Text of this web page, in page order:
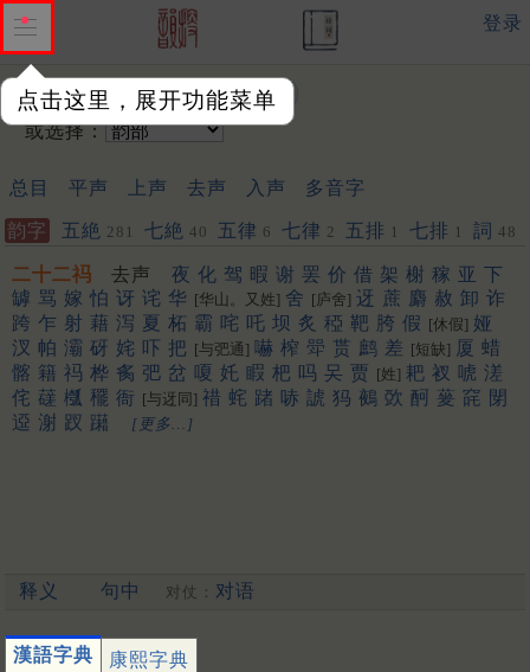
点击这里，展开功能菜单
登录
输入韵字：
或选择：
总目 平声 上声 去声 入声 多音字
韵字 五絶 281 七絶 40 五律 6 七律 2 五排 1 七排 1 詞 48
二十二祃 去声 夜 化 驾 暇 谢 罢 价 借 架 榭 稼 亚 下
罅 骂 嫁 怕 讶 诧 华 [华山。又姓] 舍 [庐舍] 迓 蔗 麝 赦 卸 诈
跨 乍 射 藉 泻 夏 柘 霸 咤 吒 坝 炙 稏 靶 胯 假 [休假] 娅
汊 帕 灞 砑 姹 吓 把 [与弝通] 嚇 榨 斝 贳 鹧 差 [短缺] 厦 蜡
髂 籍 祃 桦 䏑 弝 岔 嗄 奼 睱 杷 吗 㕦 贾 [姓] 耙 衩 唬 溠
侘 䕢 槬 䆉 衙 [与迓同] 䄍 䖳 踷 哧 諕 犸 鵺 㰳 酠 蓌 䆛 閕
䢝 㴬 䟕 躤 [更多…]
释义 句中 对仗： 对语
漢語字典 康熙字典